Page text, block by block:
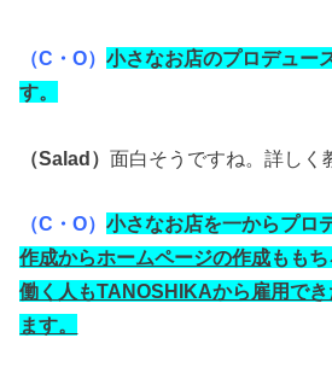
（C・O）小さなお店のプロデュー
す。
（Salad）面白そうですね。詳しく
（C・O）小さなお店を一からプロ
作成からホームページの作成ももち
働く人もTANOSHIKAから雇用で
ます。